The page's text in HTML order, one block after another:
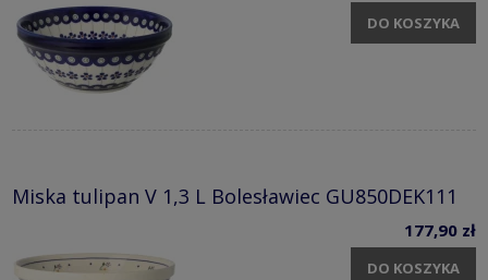
DO KOSZYKA
Miska tulipan V 1,3 L Bolesławiec GU850DEK111
177,90 zł
DO KOSZYKA